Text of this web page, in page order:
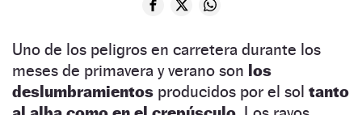
Uno de los peligros en carretera durante los
meses de primavera y verano son los
deslumbramientos producidos por el sol tanto